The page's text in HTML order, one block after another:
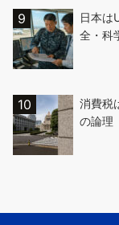
日本は
全・科
消費税
の論理